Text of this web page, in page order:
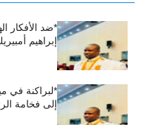
*ضد الأفكار
إبراهيم
*لبراكنة في
إلى فخامة